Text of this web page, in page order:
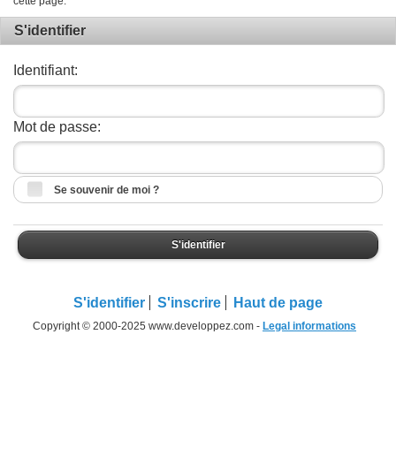
S'identifier
Identifiant:
Mot de passe:
Se souvenir de moi ?
S'identifier
S'identifier S'inscrire Haut de page
Copyright © 2000-2025 www.developpez.com - Legal informations